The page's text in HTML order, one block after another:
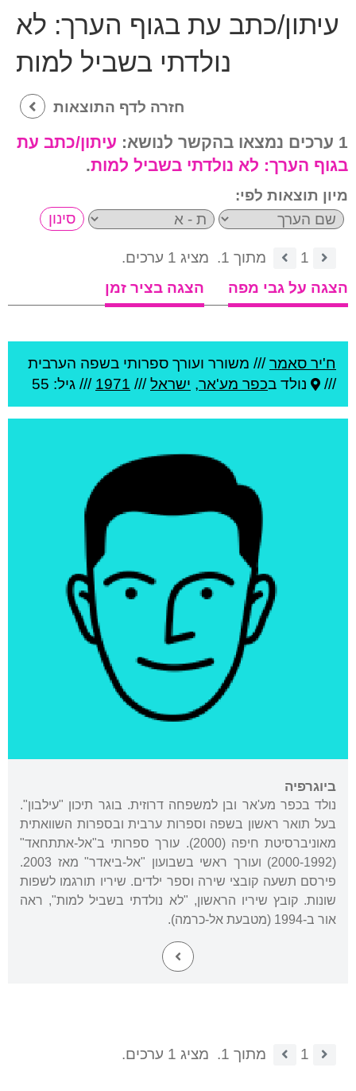
עיתון/כתב עת בגוף הערך: לא
נולדתי בשביל למות
חזרה לדף התוצאות
1 ערכים נמצאו בהקשר לנושא:
עיתון/כתב עת
בגוף הערך: לא נולדתי בשביל למות.
מיון תוצאות לפי:
1 מתוך 1.
מציג 1 ערכים.
הצגה על גבי מפה
הצגה בציר זמן
ח'יר סאמר/// משורר ועורך ספרותי בשפה הערבית
///
נולד בכפר מע'אר, ישראל///
1971 /// גיל: 55
ביוגרפיה
נולד בכפר מע'אר ובן למשפחה דרוזית. בוגר תיכון "עילבון".
בעל תואר ראשון בשפה וספרות ערבית ובספרות השוואתית
מאוניברסיטת חיפה (2000). עורך ספרותי ב"אל-אתתחאד"
(2000-1992) ועורך ראשי בשבועון "אל-ביאדר" מאז 2003.
פירסם תשעה קובצי שירה וספר ילדים. שיריו תורגמו לשפות
שונות. קובץ שיריו הראשון, "לא נולדתי בשביל למות", ראה
אור ב-1994 (מטבעת אל-כרמה).
1 מתוך 1. מציג 1 ערכים.